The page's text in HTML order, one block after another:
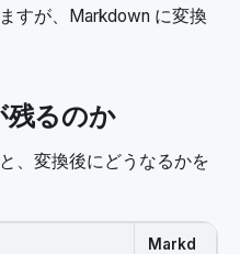
すが、Markdown に変換
残るのか
、変換後にどうなるかを
Markd